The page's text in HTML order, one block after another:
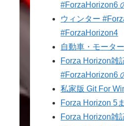
#ForzaHorizon6
ウィンター
#ForzaHorizon4
自動車・モータ
Forza Horizon雑
#ForzaHorizon6
私家版 Git For
Forza Horizon 5
Forza Horizon雑